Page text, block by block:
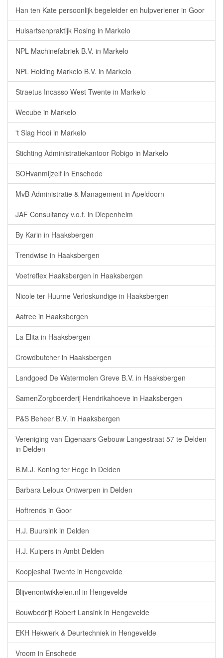
Han ten Kate persoonlijk begeleider en hulpverlener in Goor
Huisartsenpraktijk Rosing in Markelo
NPL Machinefabriek B.V. in Markelo
NPL Holding Markelo B.V. in Markelo
Straetus Incasso West Twente in Markelo
Wecube in Markelo
't Slag Hooi in Markelo
Stichting Administratiekantoor Robigo in Markelo
SOHvanmijzelf in Enschede
MvB Administratie & Management in Apeldoorn
JAF Consultancy v.o.f. in Diepenheim
By Karin in Haaksbergen
Trendwise in Haaksbergen
Voetreflex Haaksbergen in Haaksbergen
Nicole ter Huurne Verloskundige in Haaksbergen
Aatree in Haaksbergen
La Elita in Haaksbergen
Crowdbutcher in Haaksbergen
Landgoed De Watermolen Greve B.V. in Haaksbergen
SamenZorgboerderij Hendrikahoeve in Haaksbergen
P&S Beheer B.V. in Haaksbergen
Vereniging van Eigenaars Gebouw Langestraat 57 te Delden
in Delden
B.M.J. Koning ter Hege in Delden
Barbara Leloux Ontwerpen in Delden
Hoftrends in Goor
H.J. Buursink in Delden
H.J. Kuipers in Ambt Delden
Koopjeshal Twente in Hengevelde
Blijvenontwikkelen.nl in Hengevelde
Bouwbedrijf Robert Lansink in Hengevelde
EKH Hekwerk & Deurtechniek in Hengevelde
Vroom in Enschede